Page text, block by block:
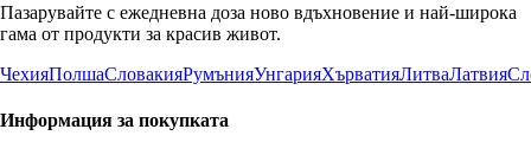
Пазарувайте с ежедневна доза ново вдъхновение и най-широка
гама от продукти за красив живот.
ЧехияПолшаСловакияРумънияУнгарияХърватияЛитваЛатвия
Информация за покупката